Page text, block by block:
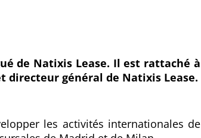
de Natixis Lease. Il est rattaché à
directeur général de Natixis Lease.
les activités internationales de